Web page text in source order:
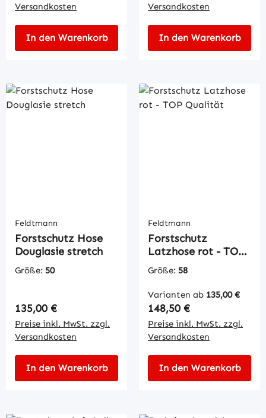
Versandkosten
In den Warenkorb
Versandkosten
In den Warenkorb
Feldtmann
Forstschutz Hose
Douglasie stretch
Größe: 50
Regulärer Preis:
135,00 €
Preise inkl. MwSt. zzgl.
Versandkosten
In den Warenkorb
Feldtmann
Forstschutz
Latzhose rot - TOP
Qualität
Größe: 58
Varianten ab 135,00 €
Regulärer Preis:
148,50 €
Preise inkl. MwSt. zzgl.
Versandkosten
In den Warenkorb